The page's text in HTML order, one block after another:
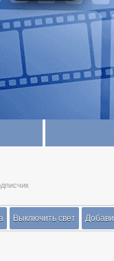
Выключить свет